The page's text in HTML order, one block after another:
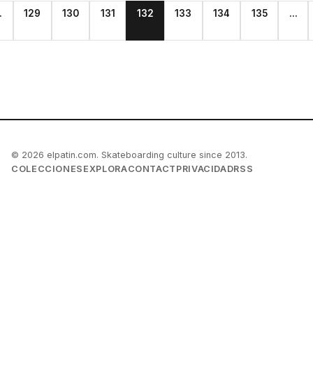
129 130 131 132 133 134 135 ...
© 2026 elpatin.com. Skateboarding culture since 2013.
COLECCIONES EXPLORACONTACT PRIVACIDADRSS